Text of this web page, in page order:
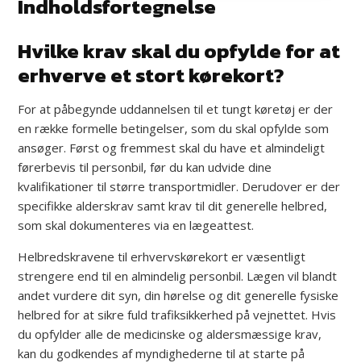
Hvilke krav skal du opfylde for at
erhverve et stort kørekort?
For at påbegynde uddannelsen til et tungt køretøj er der
en række formelle betingelser, som du skal opfylde som
ansøger. Først og fremmest skal du have et almindeligt
førerbevis til personbil, før du kan udvide dine
kvalifikationer til større transportmidler. Derudover er der
specifikke alderskrav samt krav til dit generelle helbred,
som skal dokumenteres via en lægeattest.
Helbredskravene til erhvervskørekort er væsentligt
strengere end til en almindelig personbil. Lægen vil blandt
andet vurdere dit syn, din hørelse og dit generelle fysiske
helbred for at sikre fuld trafiksikkerhed på vejnettet. Hvis
du opfylder alle de medicinske og aldersmæssige krav,
kan du godkendes af myndighederne til at starte på